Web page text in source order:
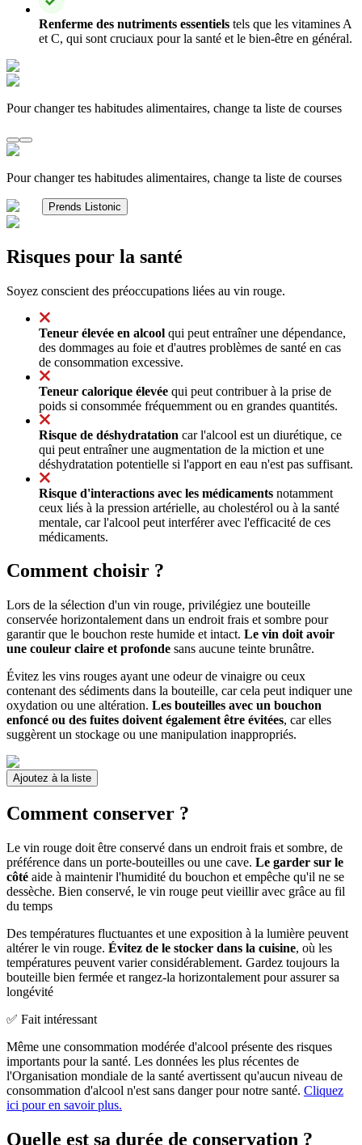
Renferme des nutriments essentiels tels que les vitamines A
et C, qui sont cruciaux pour la santé et le bien-être en général.
Pour changer tes habitudes alimentaires, change ta liste de courses
Pour changer tes habitudes alimentaires, change ta liste de courses
Prends Listonic
Risques pour la santé
Soyez conscient des préoccupations liées au vin rouge.
Teneur élevée en alcool qui peut entraîner une dépendance,
des dommages au foie et d'autres problèmes de santé en cas
de consommation excessive.
Teneur calorique élevée qui peut contribuer à la prise de
poids si consommée fréquemment ou en grandes quantités.
Risque de déshydratation car l'alcool est un diurétique, ce
qui peut entraîner une augmentation de la miction et une
déshydratation potentielle si l'apport en eau n'est pas suffisant.
Risque d'interactions avec les médicaments notamment
ceux liés à la pression artérielle, au cholestérol ou à la santé
mentale, car l'alcool peut interférer avec l'efficacité de ces
médicaments.
Comment choisir ?
Lors de la sélection d'un vin rouge, privilégiez une bouteille
conservée horizontalement dans un endroit frais et sombre pour
garantir que le bouchon reste humide et intact. Le vin doit avoir
une couleur claire et profonde sans aucune teinte brunâtre.
Évitez les vins rouges ayant une odeur de vinaigre ou ceux
contenant des sédiments dans la bouteille, car cela peut indiquer une
oxydation ou une altération. Les bouteilles avec un bouchon
enfoncé ou des fuites doivent également être évitées, car elles
suggèrent un stockage ou une manipulation inappropriés.
Ajoutez à la liste
Comment conserver ?
Le vin rouge doit être conservé dans un endroit frais et sombre, de
préférence dans un porte-bouteilles ou une cave. Le garder sur le
côté aide à maintenir l'humidité du bouchon et empêche qu'il ne se
dessèche. Bien conservé, le vin rouge peut vieillir avec grâce au fil
du temps
Des températures fluctuantes et une exposition à la lumière peuvent
altérer le vin rouge. Évitez de le stocker dans la cuisine, où les
températures peuvent varier considérablement. Gardez toujours la
bouteille bien fermée et rangez-la horizontalement pour assurer sa
longévité
✅ Fait intéressant
Même une consommation modérée d'alcool présente des risques
importants pour la santé. Les données les plus récentes de
l'Organisation mondiale de la santé avertissent qu'aucun niveau de
consommation d'alcool n'est sans danger pour notre santé. Cliquez
ici pour en savoir plus.
Quelle est sa durée de conservation ?